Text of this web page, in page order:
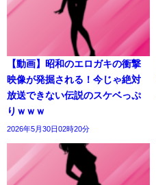
【動画】昭和のエロガキの衝撃
映像が発掘される！今じゃ絶対
放送できない伝説のスケベっぷ
りｗｗｗ
2026年5月30日02時20分